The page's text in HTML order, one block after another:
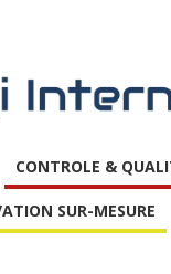
CONTROLE &
SUR-MESURE